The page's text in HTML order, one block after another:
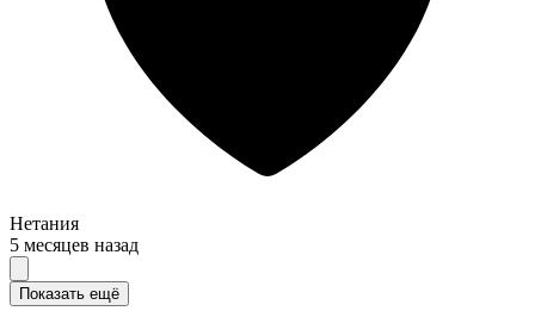
Нетания
5 месяцев назад
Показать ещё